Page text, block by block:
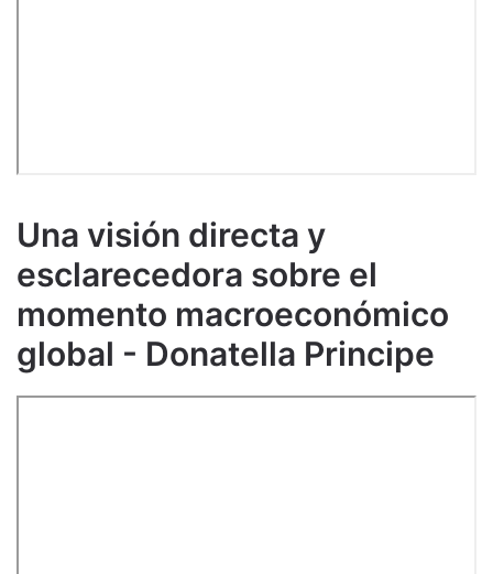
Una visión directa y
esclarecedora sobre el
momento macroeconómico
global - Donatella Principe